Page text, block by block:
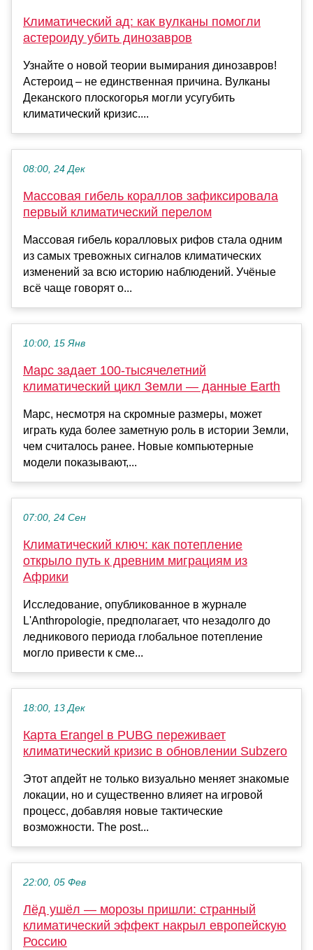
Климатический ад: как вулканы помогли
астероиду убить динозавров
Узнайте о новой теории вымирания динозавров!
Астероид – не единственная причина. Вулканы
Деканского плоскогорья могли усугубить
климатический кризис....
08:00, 24 Дек
Массовая гибель кораллов зафиксировала
первый климатический перелом
Массовая гибель коралловых рифов стала одним
из самых тревожных сигналов климатических
изменений за всю историю наблюдений. Учёные
всё чаще говорят о...
10:00, 15 Янв
Марс задает 100-тысячелетний
климатический цикл Земли — данные Earth
Марс, несмотря на скромные размеры, может
играть куда более заметную роль в истории Земли,
чем считалось ранее. Новые компьютерные
модели показывают,...
07:00, 24 Сен
Климатический ключ: как потепление
открыло путь к древним миграциям из
Африки
Исследование, опубликованное в журнале
L'Anthropologie, предполагает, что незадолго до
ледникового периода глобальное потепление
могло привести к сме...
18:00, 13 Дек
Карта Erangel в PUBG переживает
климатический кризис в обновлении Subzero
Этот апдейт не только визуально меняет знакомые
локации, но и существенно влияет на игровой
процесс, добавляя новые тактические
возможности. The post...
22:00, 05 Фев
Лёд ушёл — морозы пришли: странный
климатический эффект накрыл европейскую
Россию